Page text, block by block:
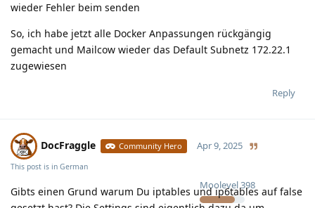
wieder Fehler beim senden
So, ich habe jetzt alle Docker Anpassungen rückgängig
gemacht und Mailcow wieder das Default Subnetz 172.22.1
zugewiesen
Reply
DocFraggle Community Hero
Moolevel398
Apr 9, 2025
This post is in German
Gibts einen Grund warum Du iptables und ip6tables auf false